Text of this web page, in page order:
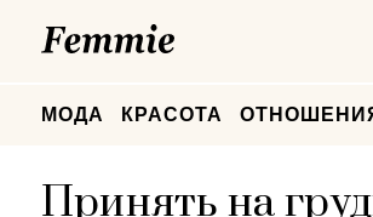
МОДА КРАСОТА
Принять на